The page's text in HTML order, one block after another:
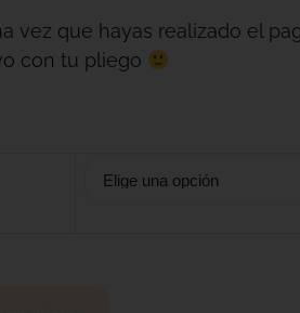
vez que hayas realizado el
con tu pliego